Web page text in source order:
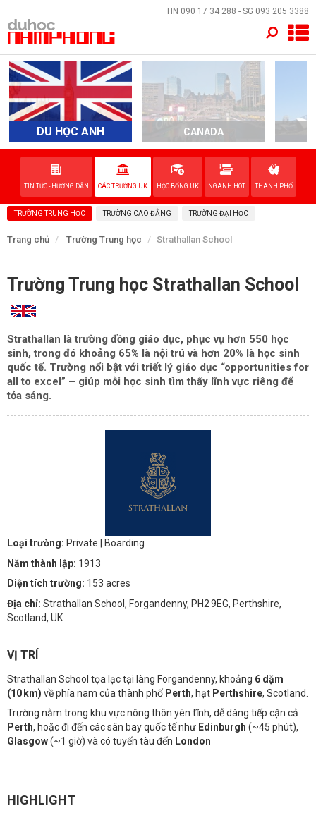
HN 090 17 34 288 - SG 093 205 3388
DU HỌC ANH CANADA
TIN TỨC - HƯỚNG DẪN CÁC TRƯỜNG UK HỌC BỔNG UK NGÀNH HOT THÀNH PHỐ
TRƯỜNG TRUNG HỌC TRƯỜNG CAO ĐẲNG TRƯỜNG ĐẠI HỌC
Trang chủ Trường Trung học Strathallan School
Trường Trung học Strathallan School
Strathallan là trường đồng giáo dục, phục vụ hơn 550 học
sinh, trong đó khoảng 65% là nội trú và hơn 20% là học sinh
quốc tế. Trường nổi bật với triết lý giáo dục “opportunities for
all to excel” – giúp mỗi học sinh tìm thấy lĩnh vực riêng để
tỏa sáng.
Loại trường: Private
| Boarding
Năm thành lập: 1913
Diện tích trường: 153 acres
Địa chỉ: Strathallan School, Forgandenny, PH2 9EG, Perthshire,
Scotland, UK
VỊ TRÍ
Strathallan School tọa lạc tại làng Forgandenny, khoảng 6 dặm
(10 km) về phía nam của thành phố Perth, hạt Perthshire, Scotland.
Trường nằm trong khu vực nông thôn yên tĩnh, dễ dàng tiếp cận cả
Perth, hoặc đi đến các sân bay quốc tế như Edinburgh (~45 phút),
Glasgow(~1 giờ) và có tuyến tàu đến London
HIGHLIGHT
×
TRANG CHỦ
QUỐC GIA
EVENTS
DỊCH VỤ
VỀ NAM PHONG